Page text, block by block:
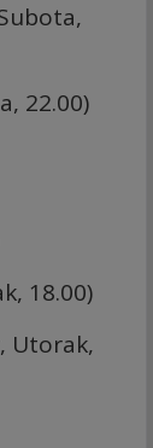
22.00)
18.00)
Utorak,